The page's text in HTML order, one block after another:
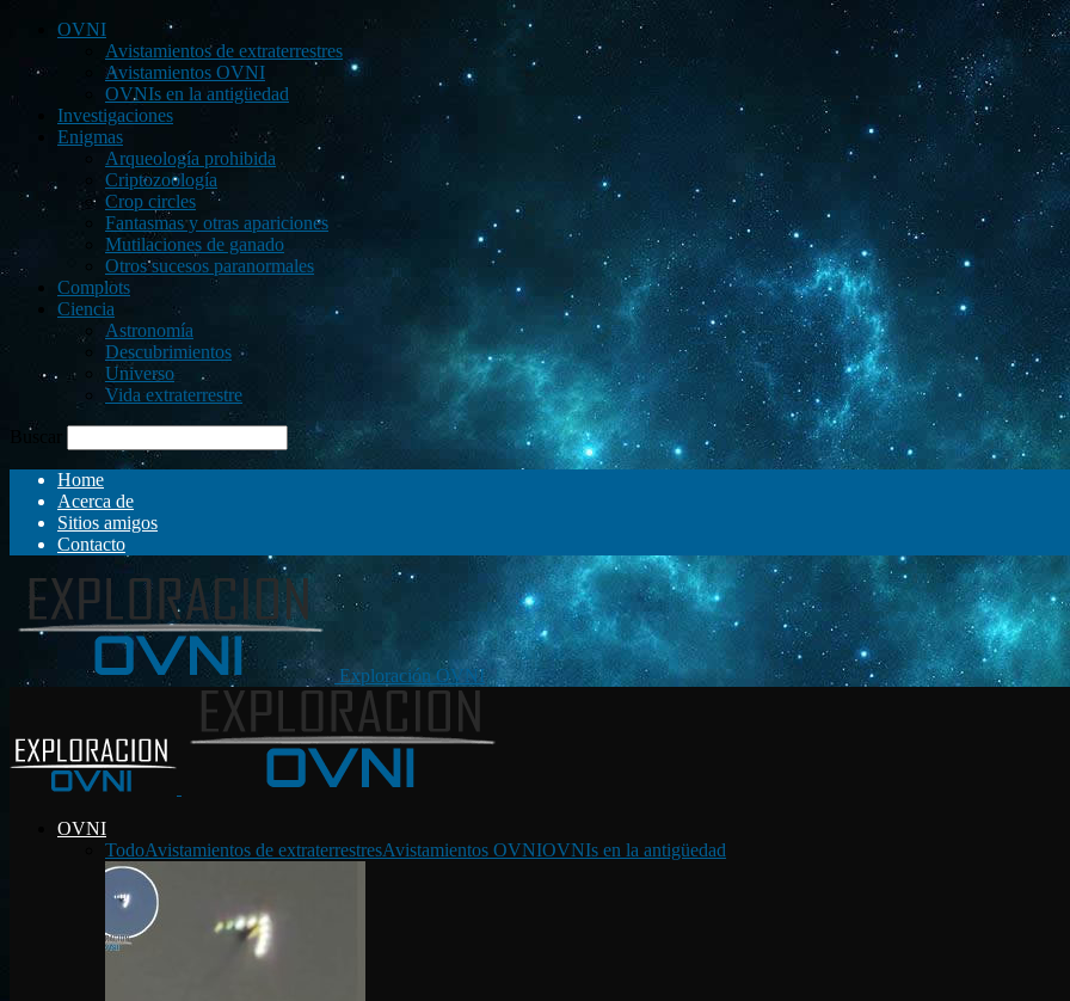
OVNI
Avistamientos de extraterrestres
Avistamientos OVNI
OVNIs en la antigüedad
Investigaciones
Enigmas
Arqueología prohibida
Criptozoología
Crop circles
Fantasmas y otras apariciones
Mutilaciones de ganado
Otros sucesos paranormales
Complots
Ciencia
Astronomía
Descubrimientos
Universo
Vida extraterrestre
Buscar
Home
Acerca de
Sitios amigos
Contacto
Exploración OVNI
OVNI
TodoAvistamientos de extraterrestresAvistamientos OVNIOVNIs en la antigüedad